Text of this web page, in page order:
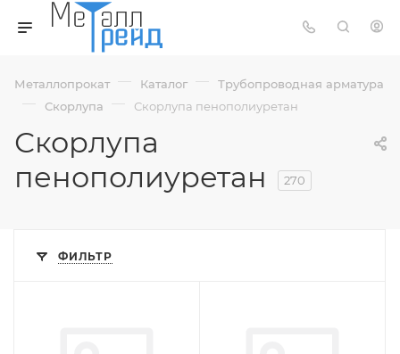
Металлопрокат — Каталог — Трубопроводная арматура
— Скорлупа — Скорлупа пенополиуретан
Скорлупа
пенополиуретан
270
ФИЛЬТР